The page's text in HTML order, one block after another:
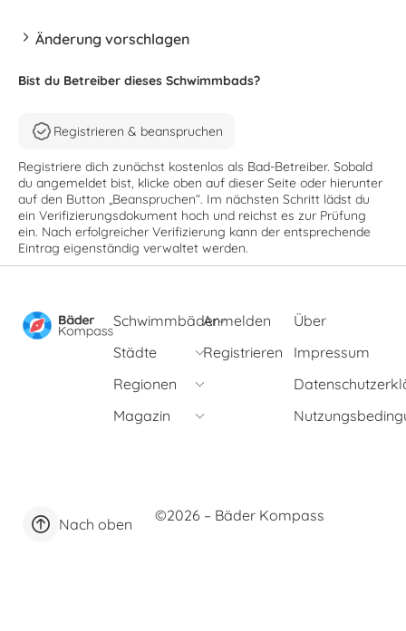
Änderung vorschlagen
Bist du Betreiber dieses Schwimmbads?
Registrieren & beanspruchen
Registriere dich zunächst kostenlos als Bad-Betreiber. Sobald
du angemeldet bist, klicke oben auf dieser Seite oder hierunter
auf den Button „Beanspruchen“. Im nächsten Schritt lädst du
ein Verifizierungsdokument hoch und reichst es zur Prüfung
ein. Nach erfolgreicher Verifizierung kann der entsprechende
Eintrag eigenständig verwaltet werden.
Schwimmbäder
Städte
Regionen
Magazin
Anmelden
Registrieren
Über
Impressum
Nach oben ©2026 – Bäder Kompass